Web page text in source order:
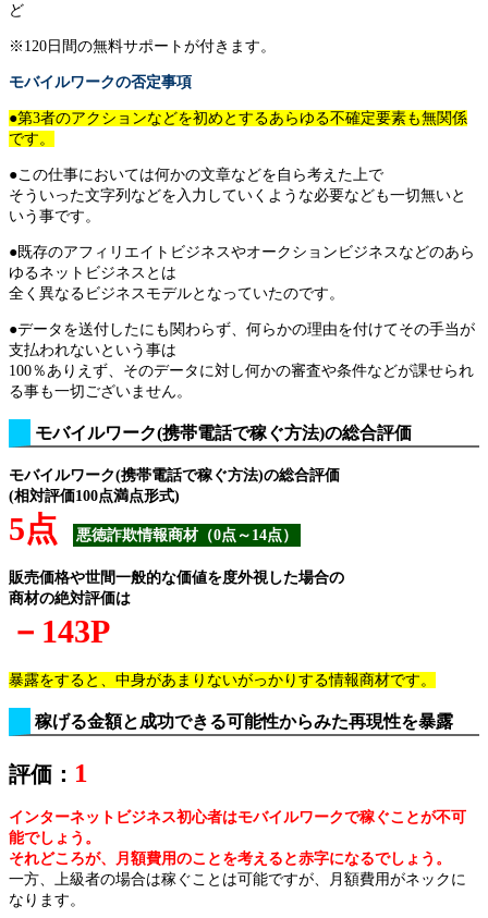
ど
※120日間の無料サポートが付きます。
モバイルワークの否定事項
●第3者のアクションなどを初めとするあらゆる不確定要素も無関係
です。
●この仕事においては何かの文章などを自ら考えた上で
そういった文字列などを入力していくような必要なども一切無いと
いう事です。
●既存のアフィリエイトビジネスやオークションビジネスなどのあら
ゆるネットビジネスとは
全く異なるビジネスモデルとなっていたのです。
●データを送付したにも関わらず、何らかの理由を付けてその手当が
支払われないという事は
100％ありえず、そのデータに対し何かの審査や条件などが課せられ
る事も一切ございません。
モバイルワーク(携帯電話で稼ぐ方法)の総合評価
モバイルワーク(携帯電話で稼ぐ方法)の総合評価
(相対評価100点満点形式)
5点 悪徳詐欺情報商材（0点～14点）
販売価格や世間一般的な価値を度外視した場合の
商材の絶対評価は
－143P
暴露をすると、中身があまりないがっかりする情報商材です。
稼げる金額と成功できる可能性からみた再現性を暴露
評価： 1
インターネットビジネス初心者はモバイルワークで稼ぐことが不可
能でしょう。
それどころが、月額費用のことを考えると赤字になるでしょう。
一方、上級者の場合は稼ぐことは可能ですが、月額費用がネックに
なります。